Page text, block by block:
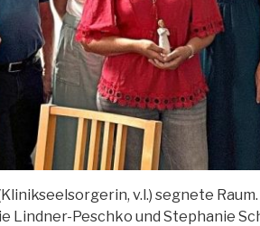
v.l.) segnete
Lindner-Peschko und Stephanie